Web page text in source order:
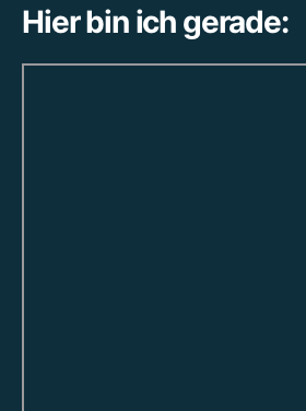
Hier bin ich gerade: